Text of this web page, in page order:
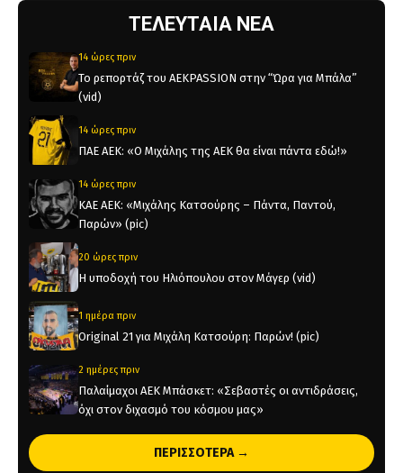
ΤΕΛΕΥΤΑΙΑ ΝΕΑ
14 ώρες πριν
Το ρεπορτάζ του AEKPASSION στην “Ώρα για Μπάλα”
(vid)
14 ώρες πριν
ΠΑΕ ΑΕΚ: «Ο Μιχάλης της ΑΕΚ θα είναι πάντα εδώ!»
14 ώρες πριν
KAE AEK: «Μιχάλης Κατσούρης – Πάντα, Παντού,
Παρών» (pic)
20 ώρες πριν
Η υποδοχή του Ηλιόπουλου στον Μάγερ (vid)
1 ημέρα πριν
Original 21 για Μιχάλη Κατσούρη: Παρών! (pic)
2 ημέρες πριν
Παλαίμαχοι ΑΕΚ Μπάσκετ: «Σεβαστές οι αντιδράσεις,
όχι στον διχασμό του κόσμου μας»
Χάντμπολ Γυναικών: Παίκτρια της ΑΕΚ η Νικολίνα
ΠΕΡΙΣΣΟΤΕΡΑ →